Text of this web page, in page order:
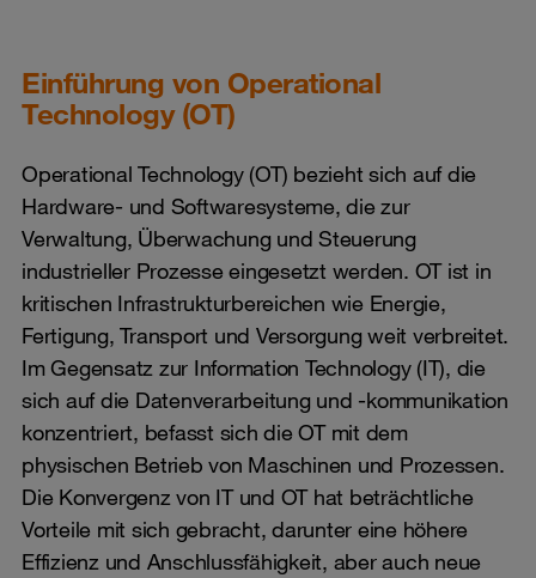
Einführung von Operational
Technology (OT)
Operational Technology (OT) bezieht sich auf die
Hardware- und Softwaresysteme, die zur
Verwaltung, Überwachung und Steuerung
industrieller Prozesse eingesetzt werden. OT ist in
kritischen Infrastrukturbereichen wie Energie,
Fertigung, Transport und Versorgung weit verbreitet.
Im Gegensatz zur Information Technology (IT), die
sich auf die Datenverarbeitung und -kommunikation
konzentriert, befasst sich die OT mit dem
physischen Betrieb von Maschinen und Prozessen.
Die Konvergenz von IT und OT hat beträchtliche
Vorteile mit sich gebracht, darunter eine höhere
Effizienz und Anschlussfähigkeit, aber auch neue